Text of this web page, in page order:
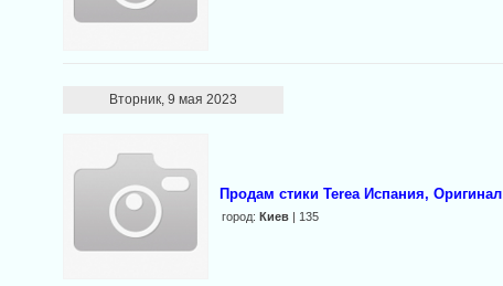
Вторник, 9 мая 2023
Продам стики Terea Испания,
город:Киев | 135